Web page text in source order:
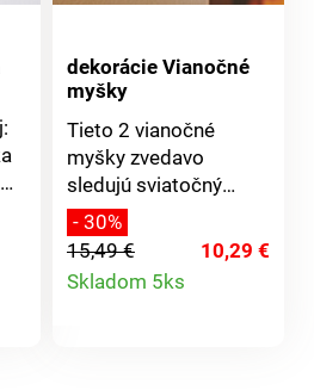
dekorácie Vianočné
myšky
Tieto 2 vianočné
myšky zvedavo
sledujú sviatočný
zhon. V kuchárskych
čiapočkách, s
pruhovanými
textilnými nôžkami.
- 30%
15,49 €
10,29 €
Skladom 5ks
Detail